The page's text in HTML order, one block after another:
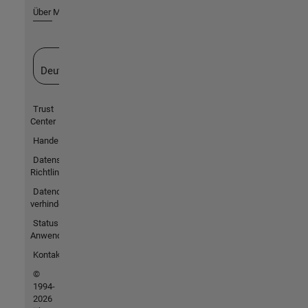
Über MathWorks
Deutschland
Trust
Center
Handelsmarken
Datenschutz-
Richtlinien
Datendiebstahl
verhindern
Status von
Anwendungen
Kontakt
©
1994-
2026